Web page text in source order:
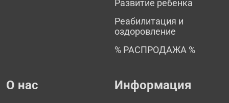
Развитие ребенка
Реабилитация и
оздоровление
% РАСПРОДАЖА %
О нас Информация